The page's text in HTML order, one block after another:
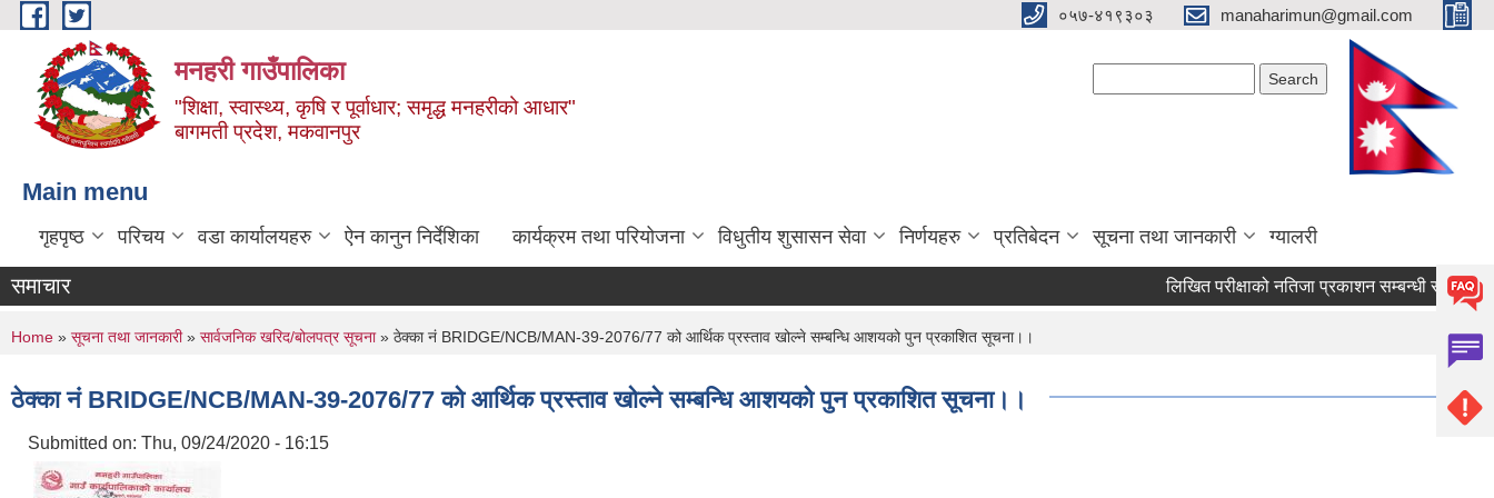
Skip to main content ०५७-४१९३०३ manaharimun@gmail.com
मनहरी गाउँपालिका
"शिक्षा, स्वास्थ्य, कृषि र पूर्वाधार; समृद्ध मनहरीको आधार"
बागमती प्रदेश, मकवानपुर
Main menu
गृहपृष्ठ परिचय वडा कार्यालयहरु ऐन कानुन निर्देशिका कार्यक्रम तथा परियोजना विधुतीय शुसासन सेवा निर्णयहरु प्रतिबेदन सूचना तथा जानकारी ग्यालरी
समाचार लिखित परीक्षाको नतिजा प्रकाशन सम्बन्धी सूचना ।
You are here
Home » सूचना तथा जानकारी» सार्वजनिक खरिद/बोलपत्र सूचना» ठेक्का नं BRIDGE/NCB/MAN-39-2076/77 को आर्थिक प्रस्ताव खोल्ने सम्बन्धि आशयको पुन प्रकाशित सूचना।।
ठेक्का नं BRIDGE/NCB/MAN-39-2076/77 को आर्थिक प्रस्ताव खोल्ने सम्बन्धि आशयको पुन प्रकाशित सूचना।।
Submitted on: Thu, 09/24/2020 - 16:15